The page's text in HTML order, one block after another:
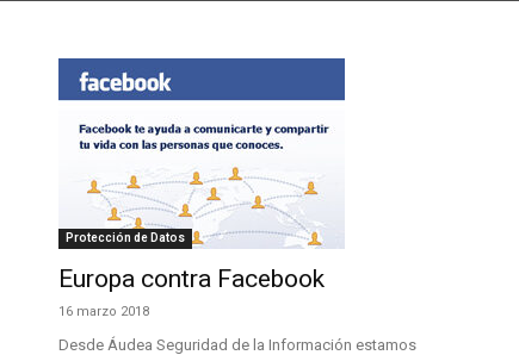
Protección de Datos
Europa contra Facebook
16 marzo 2018
Desde Áudea Seguridad de la Información estamos